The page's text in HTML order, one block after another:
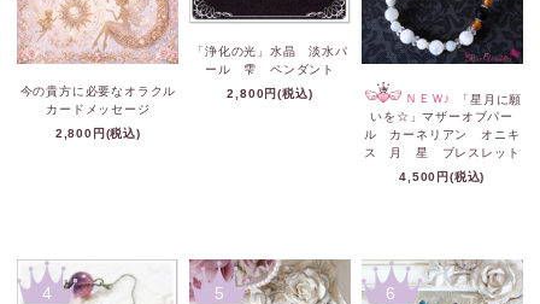
今の貴方に必要なオラクル
カードメッセージ
2,800円(税込)
「浄化の光」水晶 淡水パ
ール 雫 ペンダント
2,800円(税込)
ＮＥＷ♪
「星月に願
いを☆」マザーオブパー
ル カーネリアン オニキ
ス 月 星 ブレスレット
4,500円(税込)
4 5 6